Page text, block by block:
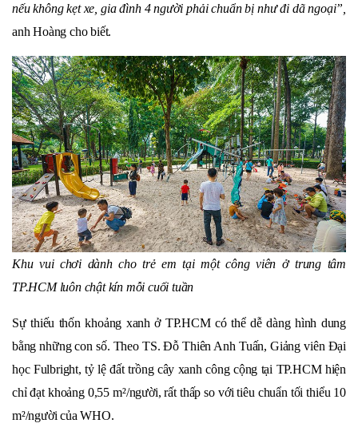
nếu không kẹt xe, gia đình 4 người phải chuẩn bị như đi dã ngoại”,
anh Hoàng cho biết.
Khu vui chơi dành cho trẻ em tạimộtcông viên ở trung tâm
TP.HCM luôn chật kín mỗi cuối tuần
Sự thiếu thốn khoảng xanh ở TP.HCM có thể dễ dàng hình dung
bằng những con số. Theo TS. Đỗ Thiên Anh Tuấn, Giảng viên Đại
học Fulbright, tỷ lệ đất trồng cây xanh công cộng tại TP.HCM hiện
chỉ đạt khoảng 0,55 m²/người, rất thấp so với tiêu chuẩn tối thiểu 10
m²/người của WHO.